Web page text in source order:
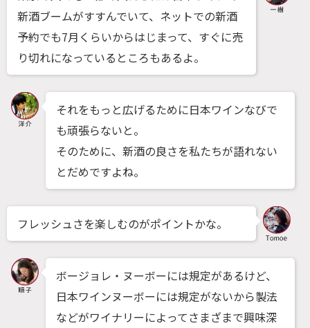
新酒ブームがすすんでいて、ネットでの新酒
予約でも7月くらいからはじまって、すぐに売
り切れになっているところもあるよ。
それをもっと広げるために日本ワインなびで
も頑張らないと。
そのために、新酒の良さを私たちが語れない
とだめですよね。
フレッシュさを楽しむのがポイントかな。
ボージョレ・ヌーボーには規定があるけど、
日本ワインヌーボーには規定がないから製法
などがワイナリーによってさまざまで興味深